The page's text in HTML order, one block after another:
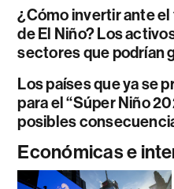
¿Cómo invertir ante
de El Niño? Los
sectores que podrían
Los países que ya se
para el “Súper Niño
posibles
Económicas e